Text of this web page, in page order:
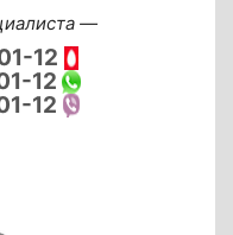
—
12
12
12